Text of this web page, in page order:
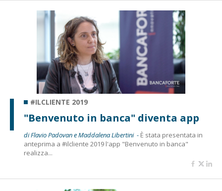
#ILCLIENTE 2019
"Benvenuto in banca" diventa app
di Flavio Padovan e Maddalena Libertini - È stata presentata in
anteprima a #ilcliente 2019 l'app "Benvenuto in banca"
realizza...